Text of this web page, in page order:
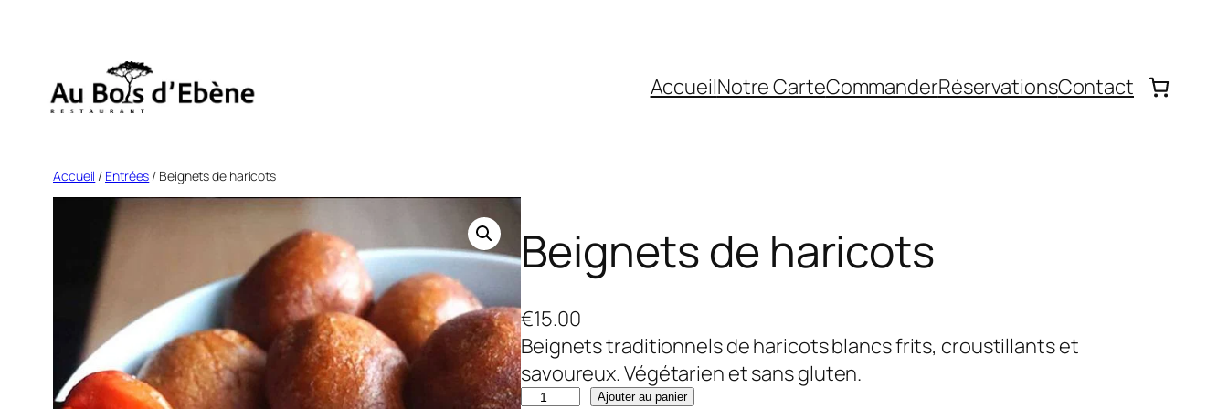
contenu
AccueilNotre CarteCommanderRéservationsContact
Accueil / Entrées / Beignets de haricots
Beignets de haricots
€15.00
Beignets traditionnels de haricots blancs frits, croustillants et
savoureux. Végétarien et sans gluten.
q
Ajouter au panier